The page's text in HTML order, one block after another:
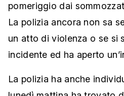
pomeriggio dai
La polizia ancora non sa
un atto di violenza o se si
incidente ed ha aperto
La polizia ha anche